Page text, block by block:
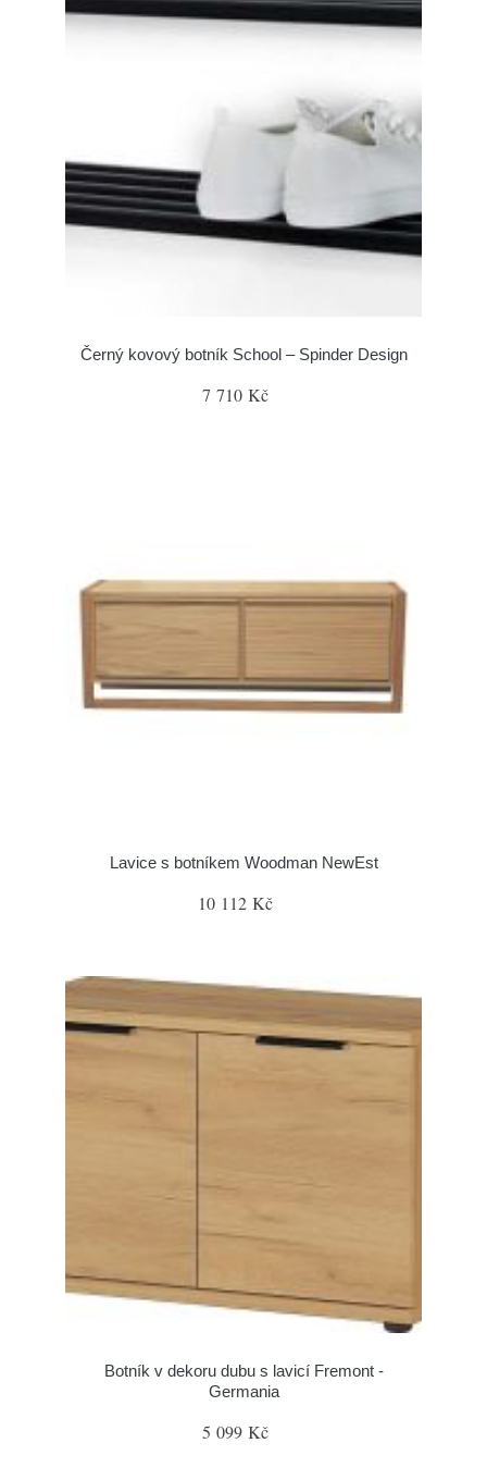
Černý kovový botník School – Spinder Design
7 710 Kč
Lavice s botníkem Woodman NewEst
10 112 Kč
Botník v dekoru dubu s lavicí Fremont -
Germania
5 099 Kč